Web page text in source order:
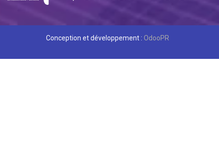
Conception et développement : OdooPR